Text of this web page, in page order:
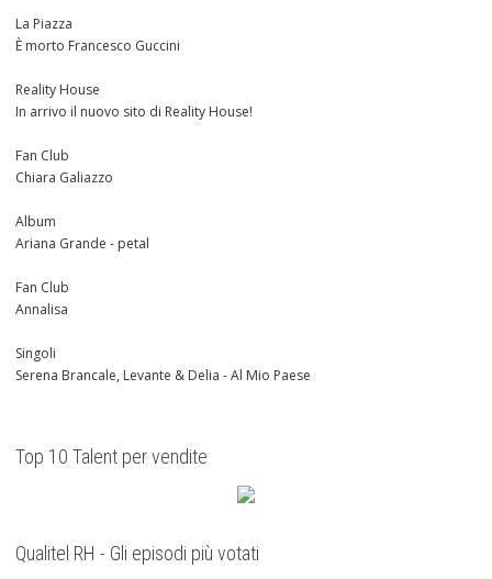
La Piazza
È morto Francesco Guccini
Reality House
In arrivo il nuovo sito di Reality House!
Fan Club
Chiara Galiazzo
Album
Ariana Grande - petal
Fan Club
Annalisa
Singoli
Serena Brancale, Levante & Delia - Al Mio Paese
Top 10 Talent per vendite
Qualitel RH - Gli episodi più votati